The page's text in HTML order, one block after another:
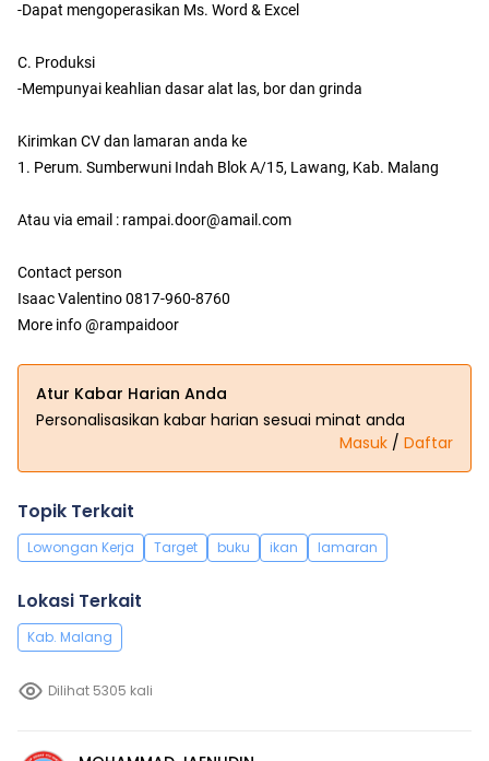
-Dapat mengoperasikan Ms. Word & Excel
C. Produksi
-Mempunyai keahlian dasar alat las, bor dan grinda
Kirimkan CV dan lamaran anda ke
1. Perum. Sumberwuni Indah Blok A/15, Lawang, Kab. Malang
Atau via email : rampai.door@amail.com
Contact person
Isaac Valentino 0817-960-8760
More info @rampaidoor
Atur Kabar Harian Anda
Personalisasikan kabar harian sesuai minat anda
Masuk / Daftar
Topik Terkait
Lowongan Kerja Target buku ikan lamaran
Lokasi Terkait
Kab. Malang
Dilihat 5305 kali